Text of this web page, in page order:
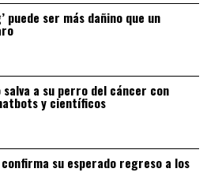
puede ser más dañino que un
a su perro del cáncer con
y científicos
confirma su esperado regreso a los